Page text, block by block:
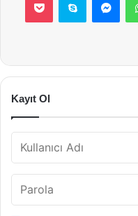
Kayıt Ol